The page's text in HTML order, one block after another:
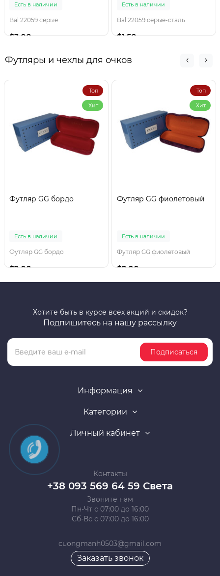
Есть в наличии
Bal 22059 серые
$3.00
Есть в наличии
Bal 22059 серые-сталь
$1.50
Футляры и чехлы для очков
Топ
Хит
Футляр GG бордо
Есть в наличии
Футляр GG бордо
$2.00
Топ
Хит
Футляр GG фиолетовый
Есть в наличии
Футляр GG фиолетовый
$2.00
Хотите быть в курсе всех акций и скидок?
Подпишитесь на нашу рассылку
Подписаться
Информация
Категории
Личный кабинет
Контакты
+38 093 569 64 59 Света
Звоните нам
Пн-Чт с 07:00 до 16:00
Сб-Вс с 07:00 до 16:00
cuongmanh0503@gmail.com
Заказать звонок